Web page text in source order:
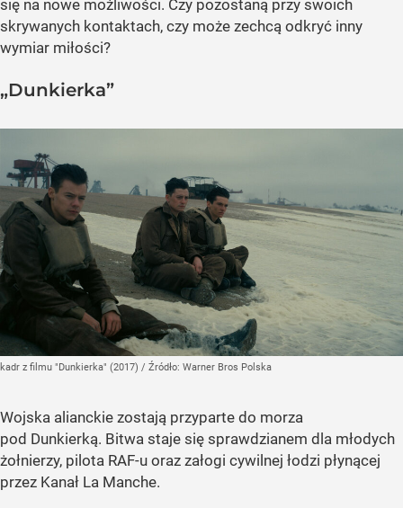
się na nowe możliwości. Czy pozostaną przy swoich
skrywanych kontaktach, czy może zechcą odkryć inny
wymiar miłości?
„Dunkierka”
kadr z filmu "Dunkierka" (2017) / Źródło: Warner Bros Polska
Wojska alianckie zostają przyparte do morza
pod Dunkierką. Bitwa staje się sprawdzianem dla młodych
żołnierzy, pilota RAF-u oraz załogi cywilnej łodzi płynącej
przez Kanał La Manche.